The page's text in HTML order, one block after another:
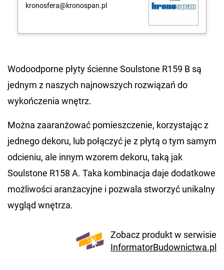
kronosfera@kronospan.pl
Wodoodporne płyty ścienne Soulstone R159 B są
jednym z naszych najnowszych rozwiązań do
wykończenia wnętrz.
Można zaaranżować pomieszczenie, korzystając z
jednego dekoru, lub połączyć je z płytą o tym samym
odcieniu, ale innym wzorem dekoru, taką jak
Soulstone R158 A. Taka kombinacja daje dodatkowe
możliwości aranżacyjne i pozwala stworzyć unikalny
wygląd wnętrza.
Zobacz produkt w serwisie
InformatorBudownictwa.pl